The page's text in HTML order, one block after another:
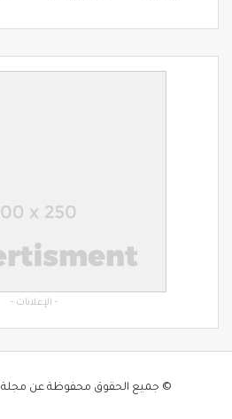
- الإعلانات -
© جميع الحقوق محفوظة عن مجلة ET-MAROC.COM LTD